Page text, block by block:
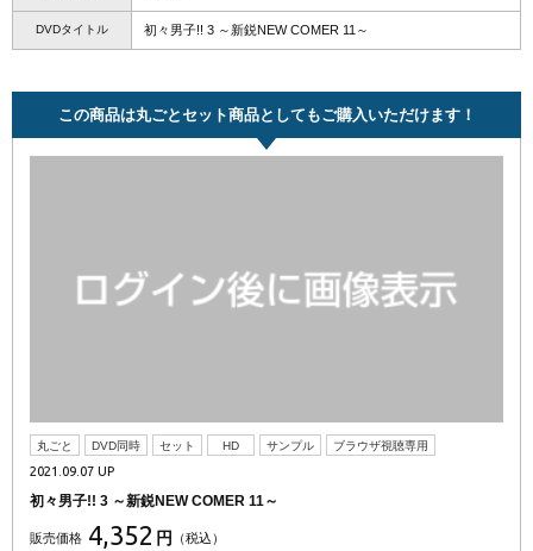
DVDタイトル 初々男子!! 3 ～新鋭NEW COMER 11～
この商品は丸ごとセット商品としてもご購入いただけます！
丸ごと DVD同時 セット HD サンプル ブラウザ視聴専用
2021.09.07 UP
初々男子!! 3 ～新鋭NEW COMER 11～
販売価格 4,352 円 （税込）